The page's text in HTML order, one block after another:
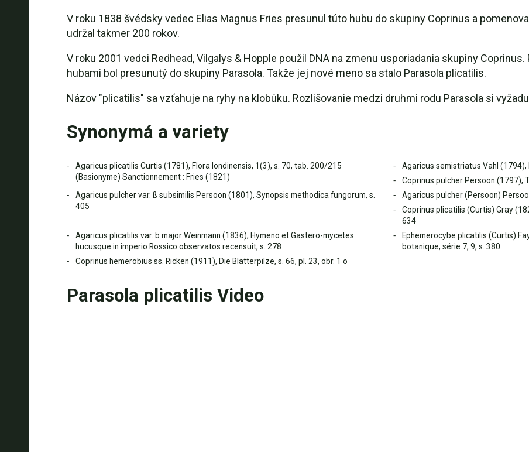
V roku 1838 švédsky vedec Elias Magnus Fries presunul túto hubu do skupiny Coprinus a
udržal takmer 200 rokov.
V roku 2001 vedci Redhead, Vilgalys & Hopple použil DNA na zmenu usporiadania skupiny
hubami bol presunutý do skupiny Parasola. Takže jej nové meno sa stalo Parasola plicatilis.
Názov "plicatilis" sa vzťahuje na ryhy na klobúku. Rozlišovanie medzi druhmi rodu Parasola si
Synonymá a variety
Agaricus plicatilis Curtis (1781), Flora londinensis, 1(3), s. 70, tab. 200/215
(Basionyme) Sanctionnement : Fries (1821)
Agaricus semistriatus Vahl (1794),
Coprinus pulcher Persoon (1797),
Agaricus pulcher var. ß subsimilis Persoon (1801), Synopsis methodica fungorum, s.
405
Agaricus pulcher (Persoon)
Coprinus plicatilis (Curtis) Gray
634
Agaricus plicatilis var. b major Weinmann (1836), Hymeno et Gastero-mycetes
hucusque in imperio Rossico observatos recensuit, s. 278
Ephemerocybe plicatilis (Curtis)
botanique, série 7, 9, s. 380
Coprinus hemerobius ss. Ricken (1911), Die Blätterpilze, s. 66, pl. 23, obr. 1 o
Parasola plicatilis Video